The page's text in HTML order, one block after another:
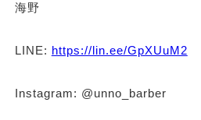
海野
LINE: https://lin.ee/GpXUuM2
Instagram: @unno_barber